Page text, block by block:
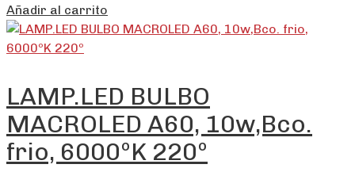
Añadir al carrito
LAMP.LED BULBO
MACROLED A60, 10w,Bco.
frio, 6000ºK 220º